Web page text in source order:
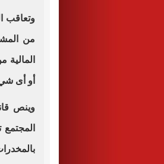
أو أى